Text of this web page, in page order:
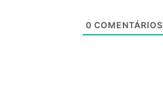
0 COMENTÁRIOS